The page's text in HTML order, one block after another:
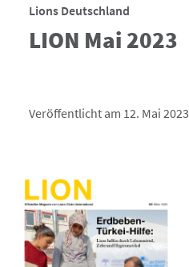
Lions Deutschland
LION Mai 2023
Veröffentlicht am 12. Mai 2023